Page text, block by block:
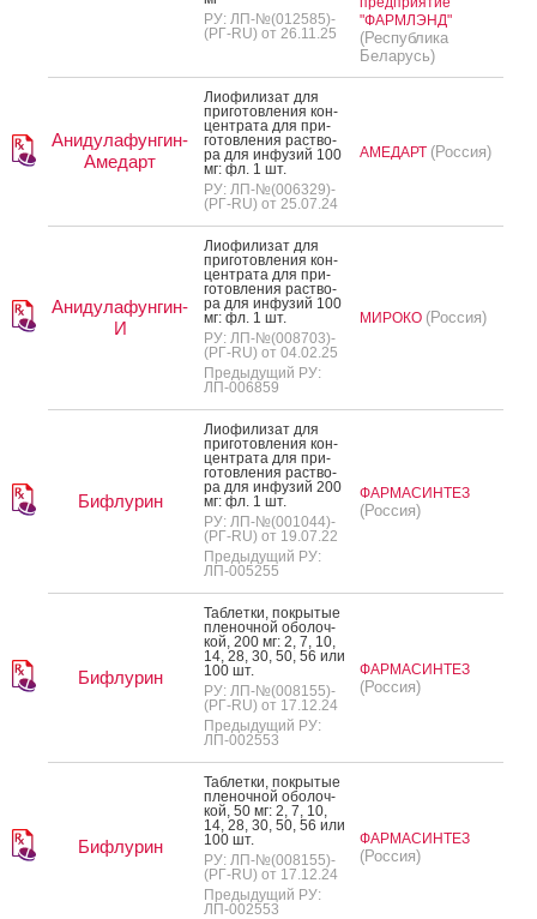
РУ: ЛП-№(012585)-
(РГ-RU) от 26.11.25
"ФАРМЛЭНД"
(Республика
Беларусь)
Анидулафунгин-
Амедарт
Ли­офи­лизат для
при­готов­ле­ния кон­
цен­тра­та для при­
готов­ле­ния рас­тво­
ра для ин­фу­зий 100
мг: фл. 1 шт.
РУ: ЛП-№(006329)-
(РГ-RU) от 25.07.24
АМЕДАРТ (Россия)
Анидулафунгин-
И
Ли­офи­лизат для
при­готов­ле­ния кон­
цен­тра­та для при­
готов­ле­ния рас­тво­
ра для ин­фу­зий 100
мг: фл. 1 шт.
РУ: ЛП-№(008703)-
(РГ-RU) от 04.02.25
Предыдущий РУ:
ЛП-006859
МИРОКО (Россия)
Бифлурин
Ли­офи­лизат для
при­готов­ле­ния кон­
цен­тра­та для при­
готов­ле­ния рас­тво­
ра для ин­фу­зий 200
мг: фл. 1 шт.
РУ: ЛП-№(001044)-
(РГ-RU) от 19.07.22
Предыдущий РУ:
ЛП-005255
ФАРМАСИНТЕЗ
(Россия)
Бифлурин
Таб­летки, пок­ры­тые
пле­ноч­ной обо­лоч­
кой, 200 мг: 2, 7, 10,
14, 28, 30, 50, 56 или
100 шт.
РУ: ЛП-№(008155)-
(РГ-RU) от 17.12.24
Предыдущий РУ:
ЛП-002553
ФАРМАСИНТЕЗ
(Россия)
Бифлурин
Таб­летки, пок­ры­тые
пле­ноч­ной обо­лоч­
кой, 50 мг: 2, 7, 10,
14, 28, 30, 50, 56 или
100 шт.
РУ: ЛП-№(008155)-
(РГ-RU) от 17.12.24
Предыдущий РУ:
ЛП-002553
ФАРМАСИНТЕЗ
(Россия)